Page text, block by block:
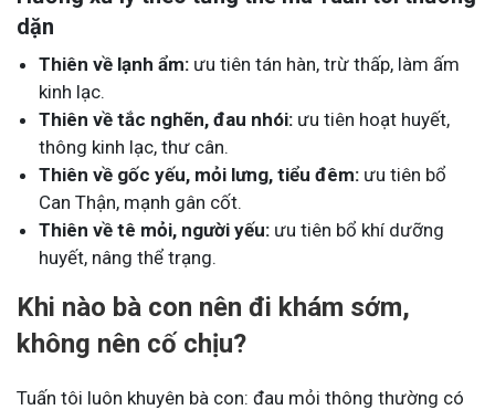
dặn
Thiên về lạnh ẩm: ưu tiên tán hàn, trừ thấp, làm ấm
kinh lạc.
Thiên về tắc nghẽn, đau nhói: ưu tiên hoạt huyết,
thông kinh lạc, thư cân.
Thiên về gốc yếu, mỏi lưng, tiểu đêm: ưu tiên bổ
Can Thận, mạnh gân cốt.
Thiên về tê mỏi, người yếu: ưu tiên bổ khí dưỡng
huyết, nâng thể trạng.
Khi nào bà con nên đi khám sớm,
không nên cố chịu?
Tuấn tôi luôn khuyên bà con: đau mỏi thông thường có